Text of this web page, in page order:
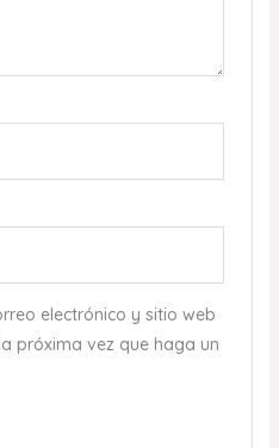
electrónico y sitio web
próxima vez que haga un